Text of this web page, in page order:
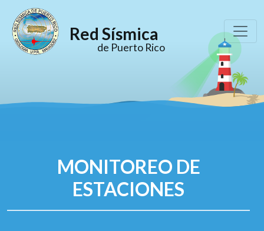
Red Sísmica
de Puerto Rico
MONITOREO DE
ESTACIONES